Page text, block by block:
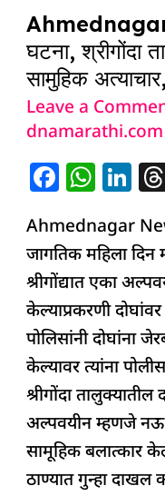
Ahmednagar
घटना, श्रीगोंदा
सामुहिक
Leave a
dnamarathi.com
F
c
e
b
o
o
k
W
at
s
A
p
p
Li
k
e
dI
n
Ahmednagar
जागतिक महिला दिन
श्रीगोंद्यात एका
केल्याप्रकरणी
पोलिसांनी दोघांना
केल्यावर त्यांना
श्रीगोंदा
अल्पवयीन म्हणजे नऊ
सामूहिक बलात्कार
ठाण्यात गुन्हा
सामुहिक
अत्याचार,
दोन
आरोपींना
अटक